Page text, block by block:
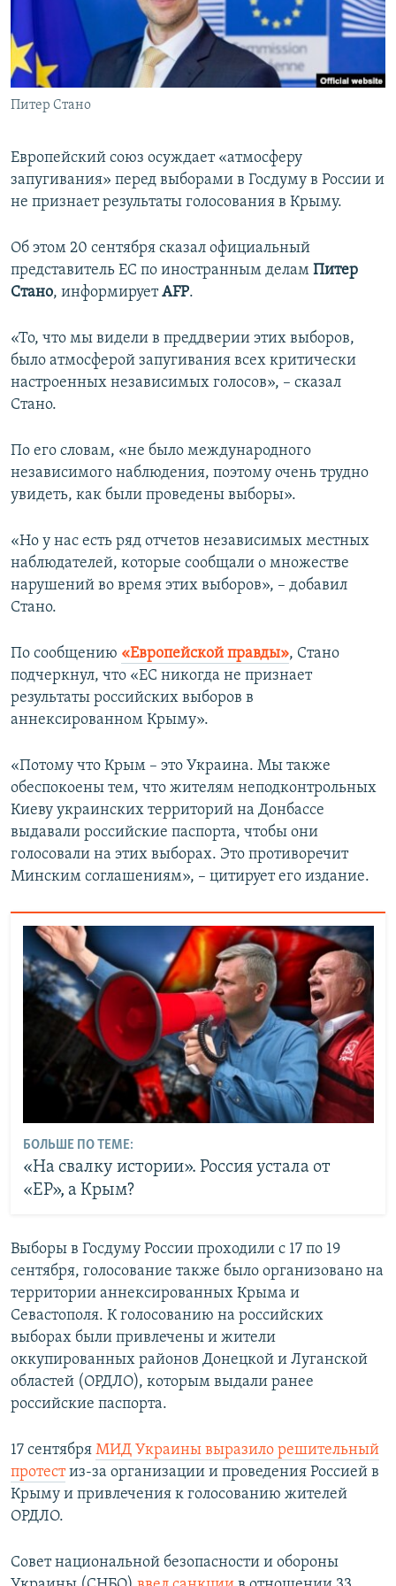
ПОБЕДИТЕЛЕЙ НЕ СУДЯТ?
КРЫМ.НЕПОКОРЕННЫЙ
ELIFBE
УКРАИНСКАЯ ПРОБЛЕМА КРЫМА
ПРИСОЕДИНЯЙТЕСЬ!
Питер Стано
Европейский союз осуждает «атмосферу
запугивания» перед выборами в Госдуму в России и
не признает результаты голосования в Крыму.
Об этом 20 сентября сказал официальный
представитель ЕС по иностранным делам Питер
Стано, информируетAFP.
«То, что мы видели в преддверии этих выборов,
было атмосферой запугивания всех критически
настроенных независимых голосов», – сказал
Стано.
По его словам, «не было международного
независимого наблюдения, поэтому очень трудно
увидеть, как были проведены выборы».
«Но у нас есть ряд отчетов независимых местных
наблюдателей, которые сообщали о множестве
нарушений во время этих выборов», – добавил
Стано.
По сообщению «Европейской правды», Стано
подчеркнул, что «ЕС никогда не признает
результаты российских выборов в
аннексированном Крыму».
«Потому что Крым – это Украина. Мы также
обеспокоены тем, что жителям неподконтрольных
Киеву украинских территорий на Донбассе
выдавали российские паспорта, чтобы они
голосовали на этих выборах. Это противоречит
Минским соглашениям», – цитирует его издание.
БОЛЬШЕ ПО ТЕМЕ:
«На свалку истории». Россия устала от
«ЕР», а Крым?
Выборы в Госдуму России проходили с 17 по 19
сентября, голосование также было организовано на
территории аннексированных Крыма и
Севастополя. К голосованию на российских
выборах были привлечены и жители
оккупированных районов Донецкой и Луганской
областей (ОРДЛО), которым выдали ранее
российские паспорта.
17 сентября МИД Украины выразило решительный
протестиз-за организации и проведения Россией в
Крыму и привлечения к голосованию жителей
ОРДЛО.
Совет национальной безопасности и обороны